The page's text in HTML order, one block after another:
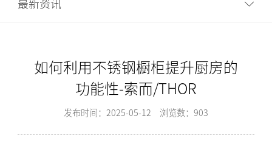
最新资讯
如何利用不锈钢橱柜提升厨房的
功能性-索而/THOR
发布时间：2025-05-12 浏览数：903